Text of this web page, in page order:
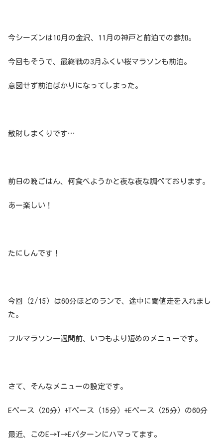
今シーズンは10月の金沢、11月の神戸と前泊での参加。
今回もそうで、最終戦の3月ふくい桜マラソンも前泊。
意図せず前泊ばかりになってしまった。
散財しまくりです…
前日の晩ごはん、何食べようかと夜な夜な調べております。
あー楽しい！
たにしんです！
今回（2/15）は60分ほどのランで、途中に閾値走を入れまし
た。
フルマラソン一週間前、いつもより短めのメニューです。
さて、そんなメニューの設定です。
Eペース（20分）+Tペース（15分）+Eペース（25分）の60分
最近、このE→T→Eパターンにハマってます。